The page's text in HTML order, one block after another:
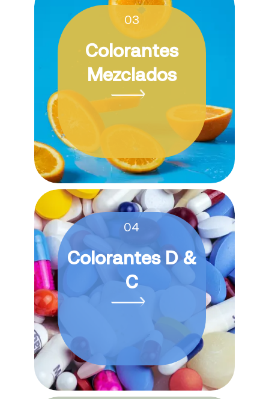
03
Colorantes
Mezclados
04
Colorantes D &
C